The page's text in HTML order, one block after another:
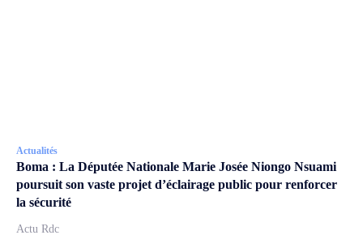
Actualités
Boma : La Députée Nationale Marie Josée Niongo Nsuami
poursuit son vaste projet d’éclairage public pour renforcer
la sécurité
Actu Rdc